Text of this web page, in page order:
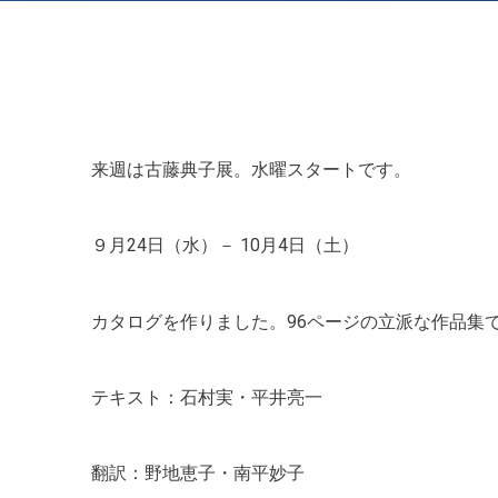
霜田 誠二
来週は古藤典子展。水曜スタートです。
９月24日（水）－ 10月4日（土）
カタログを作りました。96ページの立派な作品集で
テキスト：石村実・平井亮一
翻訳：野地恵子・南平妙子